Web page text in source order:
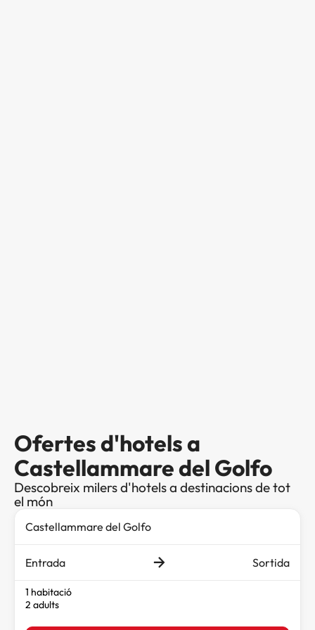
Ofertes d'hotels a
Castellammare del Golfo
Descobreix milers d'hotels a destinacions de tot
el món
Entrada Sortida
1 habitació
2 adults